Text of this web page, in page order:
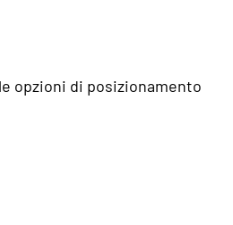
opzioni di posizionamento